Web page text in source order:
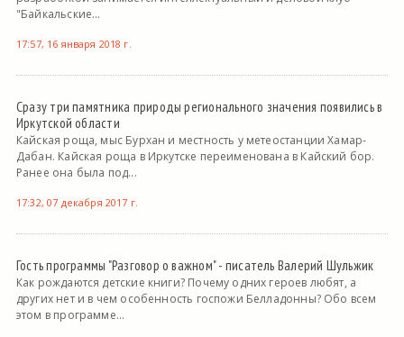
"Байкальские...
17:57, 16 января 2018 г.
Сразу три памятника природы регионального значения появились в
Иркутской области
Кайская роща, мыс Бурхан и местность у метеостанции Хамар-
Дабан. Кайская роща в Иркутске переименована в Кайский бор.
Ранее она была под...
17:32, 07 декабря 2017 г.
Гость программы "Разговор о важном" - писатель Валерий Шульжик
Как рождаются детские книги? Почему одних героев любят, а
других нет и в чем особенность госпожи Белладонны? Обо всем
этом в программе...